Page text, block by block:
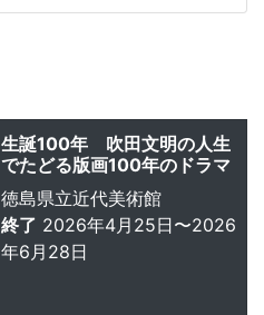
生誕100年 吹田文明の人生
でたどる版画100年のドラマ
徳島県立近代美術館
終了 2026年4月25日〜2026
年6月28日